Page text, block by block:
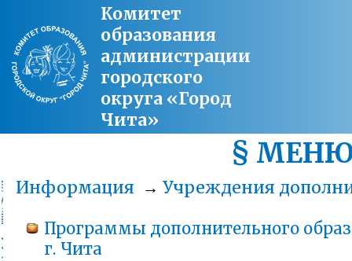
Комитет
образования
администрации
городского
округа «Город
Чита»
§
Информация → Учреждения
Программы дополнительного
г. Чита